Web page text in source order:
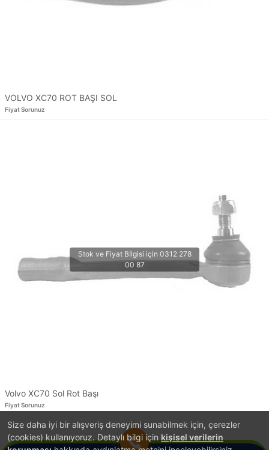
Size daha iyi bir alışveriş deneyimi sunabilmek için, çerezler
(cookies) kullanıyoruz. Detaylı bilgi için kişisel verilerin
VOLVO XC70 ROT BAŞI SOL
Fiyat Sorunuz
Volvo XC70 Sol Rot Başı
Fiyat Sorunuz
1